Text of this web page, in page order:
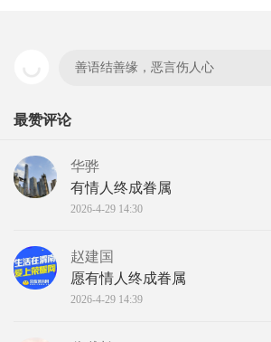
善语结善缘，恶言伤人心
最赞评论
华骅
有情人终成眷属
2026-4-29 14:30
赵建国
愿有情人终成眷属
2026-4-29 14:39